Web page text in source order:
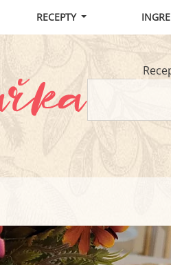
RECEPTY